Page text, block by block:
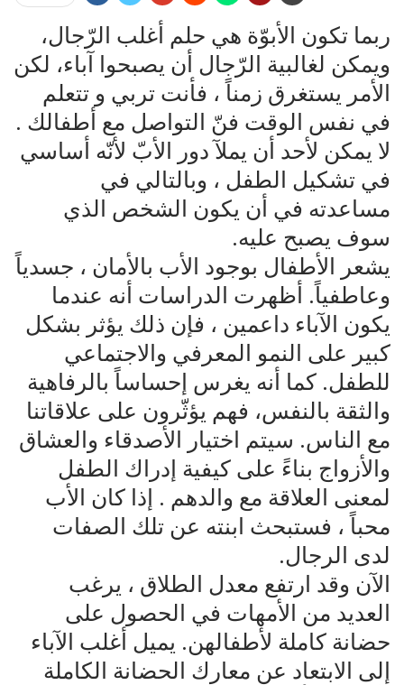
ربما تكون الأبوّة هي حلم أغلب الرّجال،
ويمكن لغالبية الرّجال أن يصبحوا آباء، لكن
الأمر يستغرق زمناً ، فأنت تربي و تتعلم
في نفس الوقت فنّ التواصل مع أطفالك .
لا يمكن لأحد أن يملآ دور الأبّ لأنّه أساسي
في تشكيل الطفل ، وبالتالي في
مساعدته في أن يكون الشخص الذي
سوف يصبح عليه.
يشعر الأطفال بوجود الأب بالأمان ، جسدياً
وعاطفياً. أظهرت الدراسات أنه عندما
يكون الآباء داعمين ، فإن ذلك يؤثر بشكل
كبير على النمو المعرفي والاجتماعي
للطفل. كما أنه يغرس إحساساً بالرفاهية
والثقة بالنفس، فهم يؤثّرون على علاقاتنا
مع الناس. سيتم اختيار الأصدقاء والعشاق
والأزواج بناءً على كيفية إدراك الطفل
لمعنى العلاقة مع والدهم . إذا كان الأب
محباً ، فستبحث ابنته عن تلك الصفات
لدى الرجال.
الآن وقد ارتفع معدل الطلاق ، يرغب
العديد من الأمهات في الحصول على
حضانة كاملة لأطفالهن. يميل أغلب الآباء
إلى الابتعاد عن معارك الحضانة الكاملة